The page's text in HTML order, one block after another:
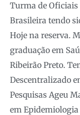
Turma de
Brasileira tendo
Hoje na reserva.
graduação em
Ribeirão Preto.
Descentralizado
Pesquisas Ageu
em Epidemiologia